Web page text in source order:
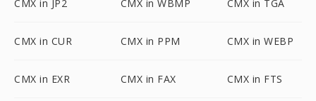
CMX in JP2 CMX in WBMP CMX in TGA
CMX in CUR CMX in PPM CMX in WEBP
CMX in EXR CMX in FAX CMX in FTS